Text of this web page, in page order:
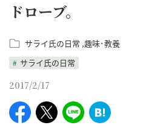
ドローブ。
サライ氏の日常 趣味･教養
サライ氏の日常
2017/2/17